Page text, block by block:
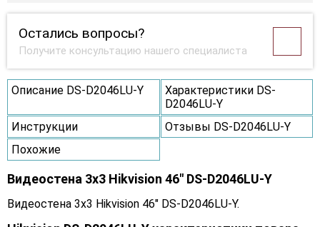
Остались вопросы?
Получите консультацию нашего специалиста
Описание DS-D2046LU-Y
Характеристики DS-
D2046LU-Y
Инструкции
Отзывы DS-D2046LU-Y
Похожие
Видеостена 3x3 Hikvision 46" DS-D2046LU-Y
Видеостена 3x3 Hikvision 46" DS-D2046LU-Y.